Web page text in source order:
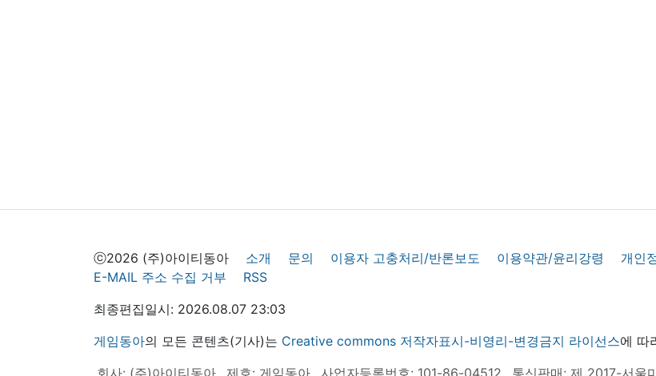
ⓒ2026 (주)아이티동아 소개 문의 이용자 고충처리/반론보도 이용약관/윤리강령 개인
E-MAIL 주소 수집 거부
RSS
최종편집일시: 2026.08.07 23:03
게임동아의 모든 콘텐츠(기사)는 Creative commons 저작자표시-비영리-변경금지 라이선스에 따
회사: (주)아이티동아
제호: 게임동아 사업자등록번호: 101-86-04512 통신판매: 제 2017-서울